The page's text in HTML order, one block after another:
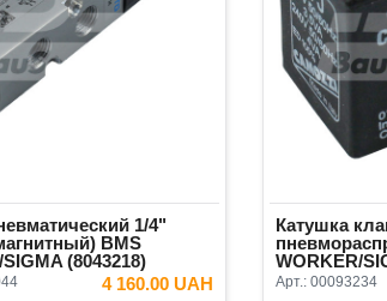
1/4"
BMS
(8043218)
4 160.00 UAH
Катушка
WORKER/
Арт.: 00093234